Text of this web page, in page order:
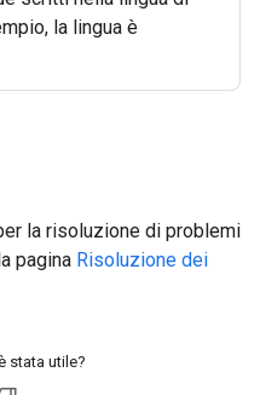
la lingua è
la risoluzione di problemi
pagina Risoluzione dei
stata utile?